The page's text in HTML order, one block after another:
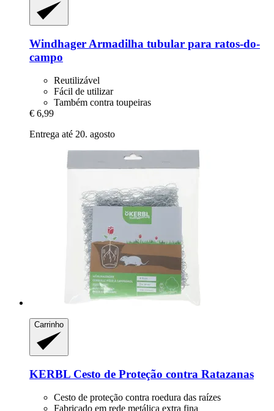
Windhager Armadilha tubular para ratos-​do-​
campo
Reutilizável
Fácil de utilizar
Também contra toupeiras
€ 6,99
Entrega até 20. agosto
Carrinho
KERBL Cesto de Proteção contra Ratazanas
Cesto de proteção contra roedura das raízes
Fabricado em rede metálica extra fina